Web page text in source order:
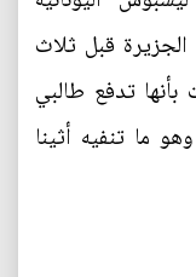
قبل ثلاث
بأنها تدفع طالبي
ما تنفيه أثينا